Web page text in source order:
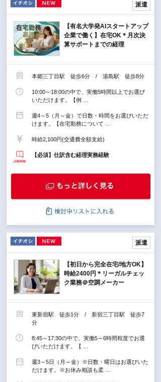
派遣
【有名大学発AIスタートアップ
企業で働く】在宅OK＊月次決
算サポートまでの経理
本郷三丁目駅 徒歩6分 / 湯島駅 徒歩8分
10:00～18:00の中で、実働5時間以上でお選び
いただけます。【例 …
週4～5（月～金）で日数・時間をお選びいただ
けます。【在宅勤務について …
時給2,100円(交通費全額支給)
【必須】仕訳含む経理実務経験
派遣
【初日から完全在宅/地方OK】
時給2400円＊リーガルチェッ
ク業務＠空調メーカー
東新宿駅 徒歩1分 / 新宿三丁目駅 徒歩7
分
8:45～17:30の中で、実働5～6時間程度でお選
びいただけます。【 …
週3～5日（月～金）※日数・曜日はお選びいた
だけます。※お休み相談も柔 …